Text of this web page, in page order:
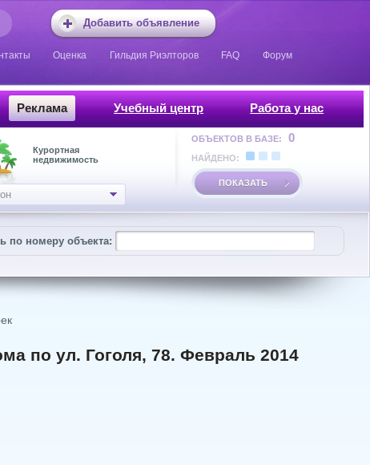
Добавить объявление
Оценка Гильдия Риэлторов FAQ Форум
Реклама Учебный центр Работа у нас
Курортная
недвижимость
ОБЪЕКТОВ В БАЗЕ: 0
НАЙДЕНО:
ПОКАЗАТЬ
по номеру объекта:
по ул. Гоголя, 78. Февраль 2014